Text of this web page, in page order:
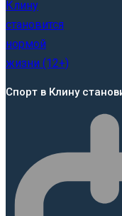
Спорт в Клину